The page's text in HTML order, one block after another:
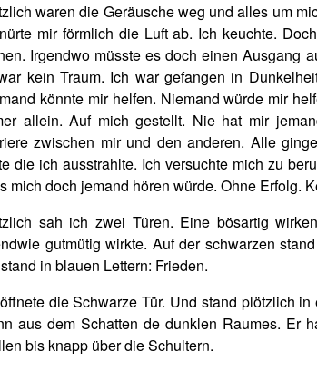
waren die Geräusche weg und alles um
mir förmlich die Luft ab. Ich keuchte.
Irgendwo müsste es doch einen Ausgang
kein Traum. Ich war gefangen in
könnte mir helfen. Niemand würde mir
allein. Auf mich gestellt. Nie hat mir
zwischen mir und den anderen. Alle
die ich ausstrahlte. Ich versuchte mich zu
mich doch jemand hören würde. Ohne Erfolg.
sah ich zwei Türen. Eine bösartig
gutmütig wirkte. Auf der schwarzen
in blauen Lettern: Frieden.
die Schwarze Tür. Und stand plötzlich
aus dem Schatten de dunklen Raumes. Er
bis knapp über die Schultern.